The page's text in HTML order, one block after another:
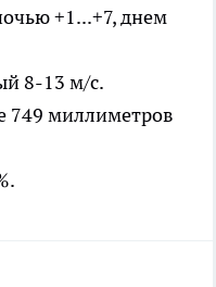
+1...+7, днем
8-13 м/с.
749 миллиметров